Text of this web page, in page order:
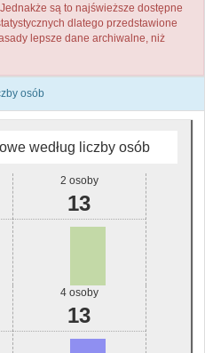
są to najświeższe dostępne
dlatego przedstawione
lepsze dane archiwalne, niż
osób
według liczby osób
2 osoby
13
4 osoby
13